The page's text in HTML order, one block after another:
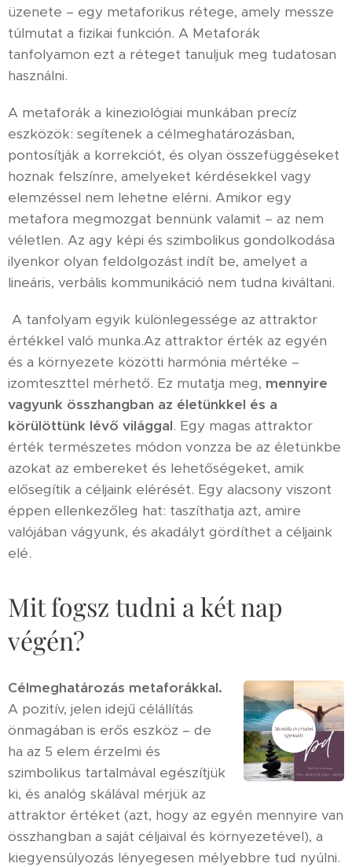
üzenete – egy metaforikus rétege, amely messze
túlmutat a fizikai funkción. A Metaforák
tanfolyamon ezt a réteget tanuljuk meg tudatosan
használni.
A metaforák a kineziológiai munkában precíz
eszközök: segítenek a célmeghatározásban,
pontosítják a korrekciót, és olyan összefüggéseket
hoznak felszínre, amelyeket kérdésekkel vagy
elemzéssel nem lehetne elérni. Amikor egy
metafora megmozgat bennünk valamit – az nem
véletlen. Az agy képi és szimbolikus gondolkodása
ilyenkor olyan feldolgozást indít be, amelyet a
lineáris, verbális kommunikáció nem tudna kiváltani.
A tanfolyam egyik különlegessége az attraktor
értékkel való munka.Az attraktor érték az egyén
és a környezete közötti harmónia mértéke –
izomteszttel mérhető. Ez mutatja meg, mennyire
vagyunk összhangban az életünkkel és a
körülöttünk lévő világgal. Egy magas attraktor
érték természetes módon vonzza be az életünkbe
azokat az embereket és lehetőségeket, amik
elősegítik a céljaink elérését. Egy alacsony viszont
éppen ellenkezőleg hat: taszíthatja azt, amire
valójában vágyunk, és akadályt gördíthet a céljaink
elé.
Mit fogsz tudni a két nap
végén?
Célmeghatározás metaforákkal.
A pozitív, jelen idejű célállítás
önmagában is erős eszköz – de
ha az 5 elem érzelmi és
szimbolikus tartalmával egészítjük
ki, és analóg skálával mérjük az
attraktor értéket (azt, hogy az egyén mennyire van
összhangban a saját céljaival és környezetével), a
kiegyensúlyozás lényegesen mélyebbre tud nyúlni.